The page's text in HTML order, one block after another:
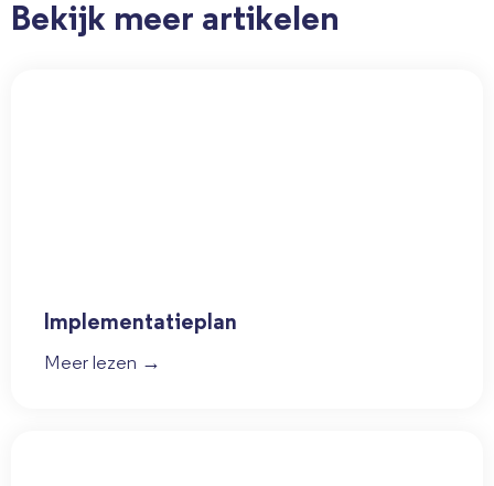
Bekijk meer artikelen
Implementatieplan
Meer lezen →